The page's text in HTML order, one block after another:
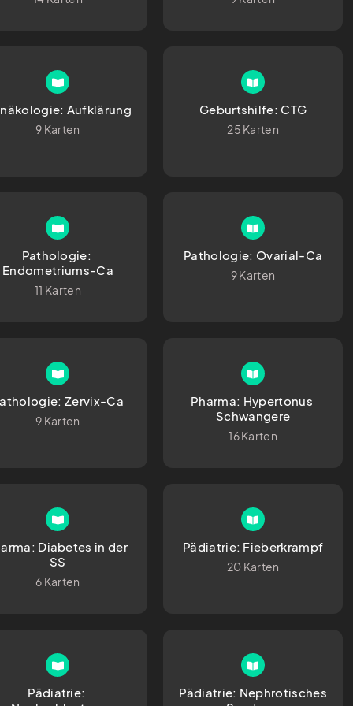
9 Karten
Geburtshilfe: CTG
25 Karten
Pathologie:
Endometriums-Ca
11 Karten
Pathologie: Ovarial-Ca
9 Karten
Zervix-Ca
9 Karten
Pharma: Hypertonus
Schwangere
16 Karten
Diabetes in der
SS
6 Karten
Pädiatrie: Fieberkrampf
20 Karten
Pädiatrie:
Pädiatrie: Nephrotisches